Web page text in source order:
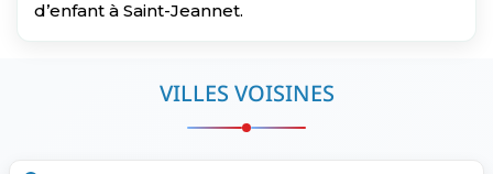
d’enfant à Saint-Jeannet.
VILLES VOISINES